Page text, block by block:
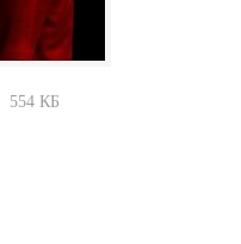
554 КБ